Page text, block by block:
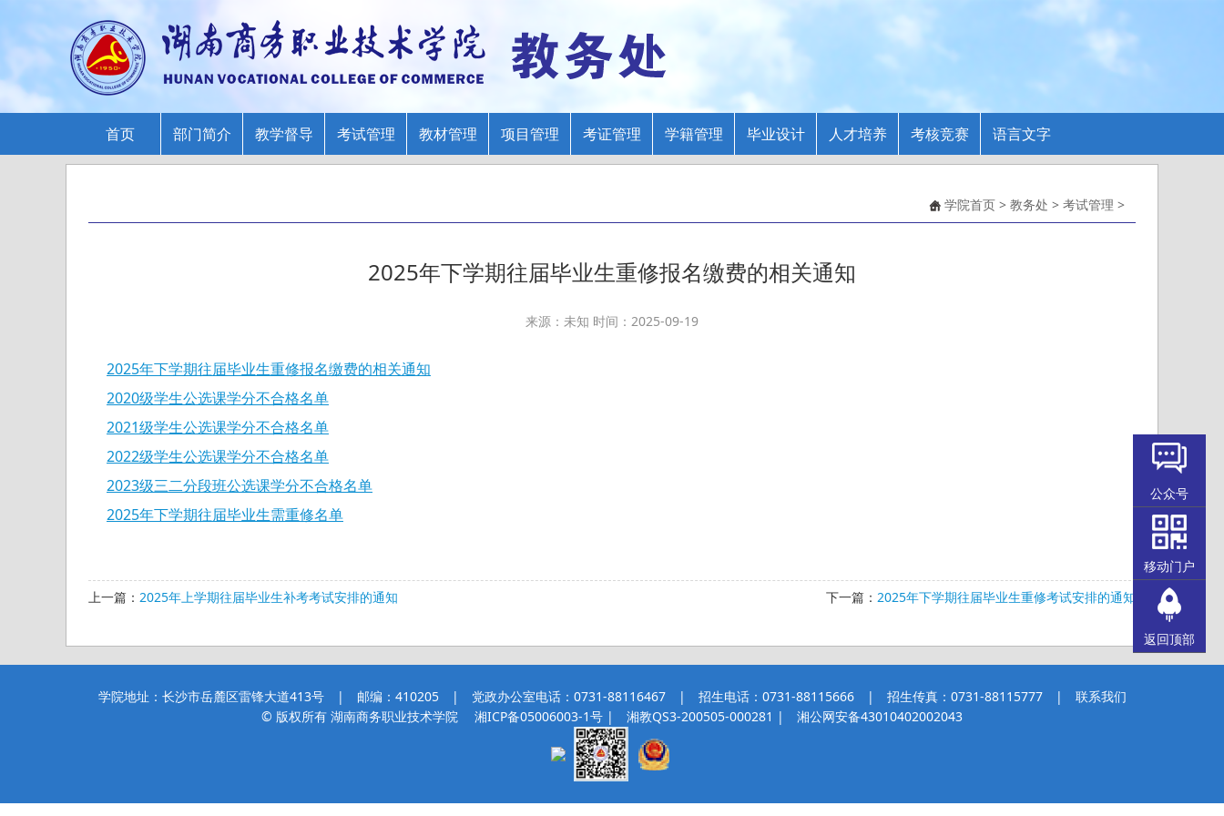
首页 部门简介 教学督导 考试管理 教材管理 项目管理 考证管理 学籍管理 毕业设计 人才培养 考核竞赛 语言文字
学院首页 > 教务处 > 考试管理 >
2025年下学期往届毕业生重修报名缴费的相关通知
来源：未知 时间：2025-09-19
2025年下学期往届毕业生重修报名缴费的相关通知
2020级学生公选课学分不合格名单
2021级学生公选课学分不合格名单
2022级学生公选课学分不合格名单
2023级三二分段班公选课学分不合格名单
2025年下学期往届毕业生需重修名单
上一篇： 2025年上学期往届毕业生补考考试安排的通知 下一篇： 2025年下学期往届毕业生重修考试安排的通知
学院地址：长沙市岳麓区雷锋大道413号 | 邮编：410205 | 党政办公室电话：0731-88116467 | 招生电话：0731-88115666 | 招生传真：0731-88115777 | 联系我们
© 版权所有 湖南商务职业技术学院
湘ICP备05006003-1号 | 湘教QS3-200505-000281 | 湘公网安备43010402002043
公众号
移动门户
返回顶部